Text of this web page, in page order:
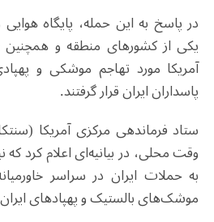
در پاسخ به این حمله، پایگاه
یکی از کشورهای منطقه و همچنین
آمریکا مورد تهاجم موشکی و
پاسداران ایران قرار گرفتند.
ستاد فرماندهی مرکزی آمریکا
وقت محلی، در بیانیه‌ای اعلام کرد
به حملات ایران در سراسر
موشک‌های بالستیک و پهپاد‌های ایران